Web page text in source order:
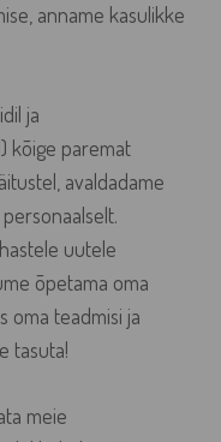
anname kasulikke
ja
kõige paremat
avaldadame
uutele
õpetama oma
oma teadmisi ja
tasuta!
meie